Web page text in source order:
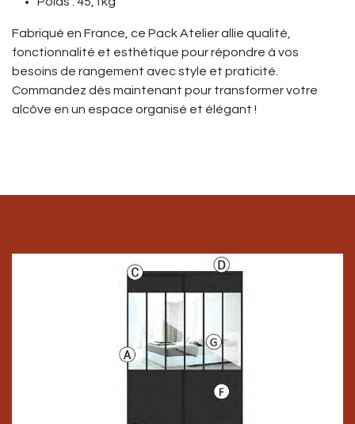
Fabriqué en France, ce Pack Atelier allie qualité,
fonctionnalité et esthétique pour répondre à vos
besoins de rangement avec style et praticité.
Commandez dès maintenant pour transformer votre
alcôve en un espace organisé et élégant !